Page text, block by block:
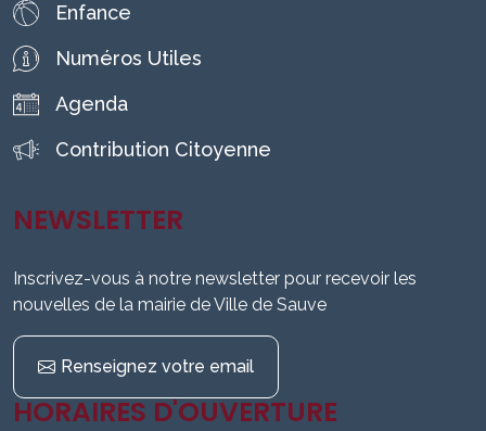
Enfance
Numéros Utiles
Agenda
Contribution Citoyenne
NEWSLETTER
Inscrivez-vous à notre newsletter pour recevoir les
nouvelles de la mairie de Ville de Sauve
Renseignez votre email
HORAIRES D'OUVERTURE